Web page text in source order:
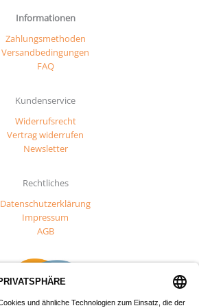
Informationen
Zahlungsmethoden
Versandbedingungen
FAQ
Kundenservice
Widerrufsrecht
Vertrag widerrufen
Newsletter
Rechtliches
Datenschutzerklärung
Impressum
AGB